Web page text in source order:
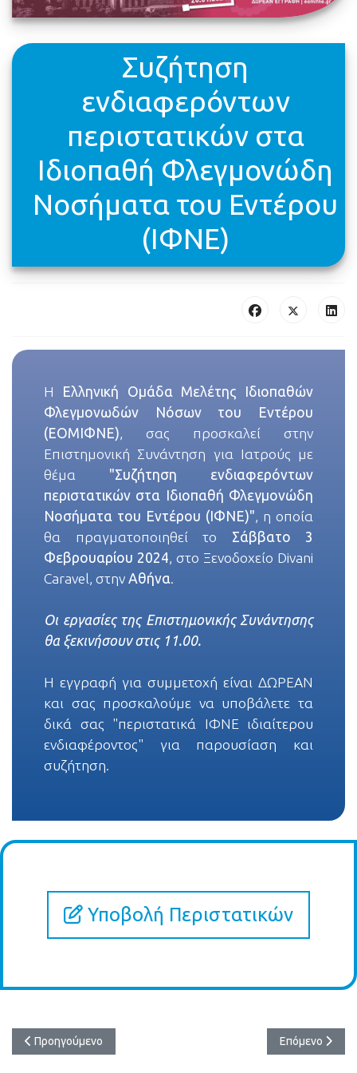
Συζήτηση
ενδιαφερόντων
περιστατικών στα
Ιδιοπαθή Φλεγμονώδη
Νοσήματα του Εντέρου
(ΙΦΝΕ)
Η Ελληνική Ομάδα Μελέτης Ιδιοπαθών
Φλεγμονωδών Νόσων του Εντέρου
(ΕΟΜΙΦΝΕ), σας προσκαλεί στην
Επιστημονική Συνάντηση για Ιατρούς με
θέμα "Συζήτηση ενδιαφερόντων
περιστατικών στα Ιδιοπαθή Φλεγμονώδη
Νοσήματα του Εντέρου (ΙΦΝΕ)", η οποία
θα πραγματοποιηθεί το Σάββατο 3
Φεβρουαρίου 2024, στο Ξενοδοχείο Divani
Caravel, στην Αθήνα.
Οι εργασίες της Επιστημονικής Συνάντησης
θα ξεκινήσουν στις 11.00.
Η εγγραφή για συμμετοχή είναι ΔΩΡΕΑΝ
και σας προσκαλούμε να υποβάλετε τα
δικά σας "περιστατικά ΙΦΝΕ ιδιαίτερου
ενδιαφέροντος" για παρουσίαση και
συζήτηση.
Υποβολή Περιστατικών
Προηγούμενο άρθρο: Φόρμα Εκδήλωσης Ενδιαφέροντος
Προηγούμενο Επόμενο
Επόμενο